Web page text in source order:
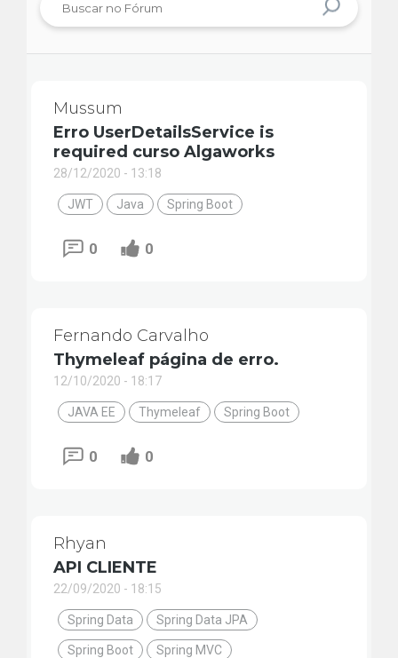
Mussum
Erro UserDetailsService is
required curso Algaworks
28/12/2020 - 13:18
JWT Java Spring Boot
0 0
Fernando Carvalho
Thymeleaf página de erro.
12/10/2020 - 18:17
JAVA EE Thymeleaf Spring Boot
0 0
Rhyan
API CLIENTE
22/09/2020 - 18:15
Spring Data Spring Data JPA
Spring Boot Spring MVC